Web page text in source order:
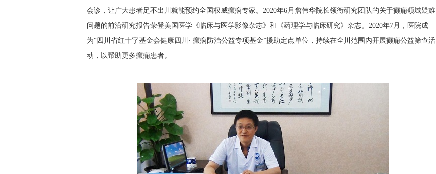
会诊，让广大患者足不出川就能预约全国权威癫痫专家。2020年6月詹伟华院长领衔研究团队的关于癫痫领域疑难
问题的前沿研究报告荣登美国医学《临床与医学影像杂志》和《药理学与临床研究》杂志。2020年7月，医院成
为“四川省红十字基金会健康四川· 癫痫防治公益专项基金”援助定点单位，持续在全川范围内开展癫痫公益筛查活
动，以帮助更多癫痫患者。